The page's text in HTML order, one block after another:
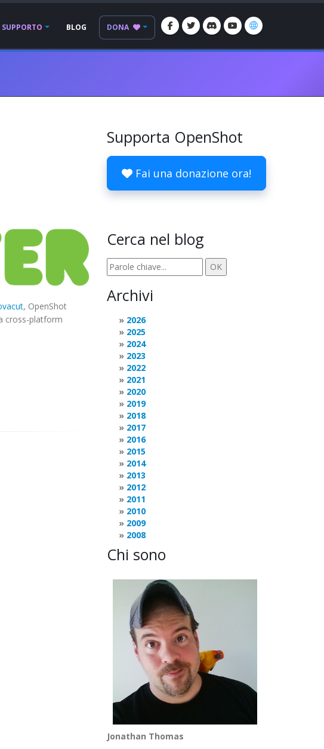
SUPPORTO BLOG DONA
, OpenShot
cross-platform
Supporta OpenShot
Fai una donazione ora!
Cerca nel blog
Archivi
2026
2025
2024
2023
2022
2021
2020
2019
2018
2017
2016
2015
2014
2013
2012
2011
2010
2009
2008
Chi sono
Jonathan Thomas